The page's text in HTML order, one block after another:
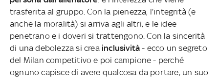
trasferita al gruppo. Con la pienezza, l’integrità (e
anche la moralità) si arriva agli altri, e le idee
penetrano e i doveri si trattengono. Con la sincerità
di una debolezza si crea inclusività - ecco un segreto
del Milan competitivo e poi campione - perché
ognuno capisce di avere qualcosa da portare, un suo